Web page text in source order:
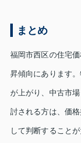
まとめ
福岡市西区の住宅
昇傾向にあります
が上がり、中古市
討される方は、価
して判断すること